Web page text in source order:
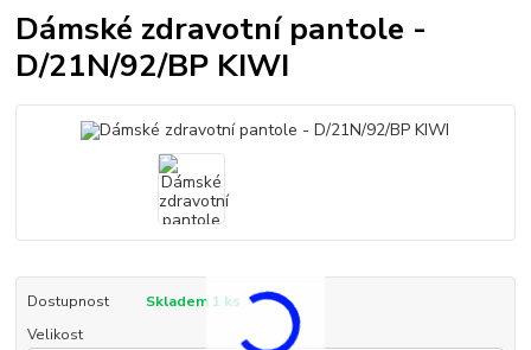
Dámské zdravotní pantole -
D/21N/92/BP KIWI
Dostupnost
Skladem 1 ks
Velikost